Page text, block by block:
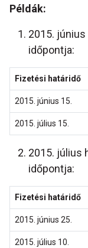
Példák:
2015.
időpontja:
Fizetési határidő
2015. június 15.
2015. július 15.
2015. július
időpontja:
Fizetési határidő
2015. június 25.
2015. július 10.